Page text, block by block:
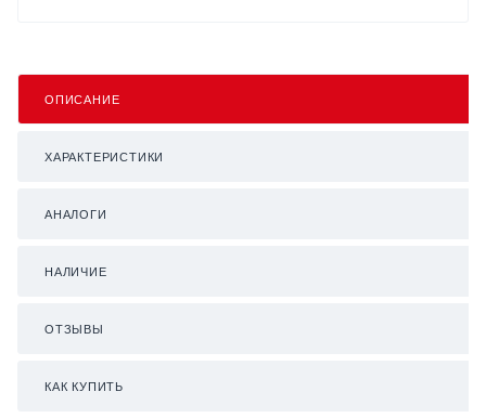
ОПИСАНИЕ
ХАРАКТЕРИСТИКИ
АНАЛОГИ
НАЛИЧИЕ
ОТЗЫВЫ
КАК КУПИТЬ